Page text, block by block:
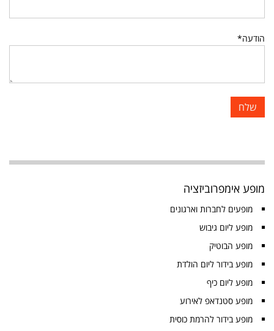
הודעה*
מופע אימפרוביזציה
מופעים לחברות וארגונים
מופע ליום גיבוש
מופע הבוטיק
מופע בידור ליום הולדת
מופע ליום כיף
מופע סטנדאפ לאירוע
מופע בידור להרמת כוסית